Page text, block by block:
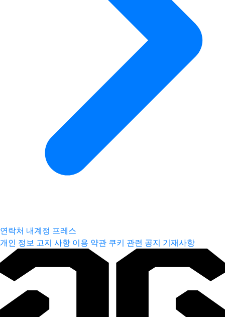
연락처 내계정 프레스
개인 정보 고지 사항 이용 약관 쿠키 관련 공지 기재사항